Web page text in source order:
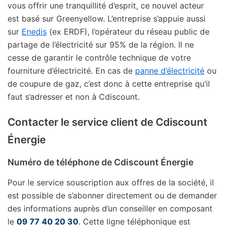
vous offrir une tranquillité d’esprit, ce nouvel acteur
est basé sur Greenyellow. L’entreprise s’appuie aussi
sur Enedis (ex ERDF), l’opérateur du réseau public de
partage de l’électricité sur 95% de la région. Il ne
cesse de garantir le contrôle technique de votre
fourniture d’électricité. En cas de panne d’électricité ou
de coupure de gaz, c’est donc à cette entreprise qu’il
faut s’adresser et non à Cdiscount.
Contacter le service client de Cdiscount
Énergie
Numéro de téléphone de Cdiscount Énergie
Pour le service souscription aux offres de la société, il
est possible de s’abonner directement ou de demander
des informations auprès d’un conseiller en composant
le 09 77 40 20 30. Cette ligne téléphonique est